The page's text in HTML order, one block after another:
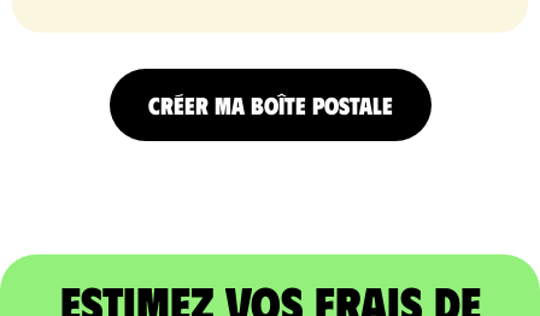
CRÉER MA BOÎTE POSTALE
Estimez vos frais de